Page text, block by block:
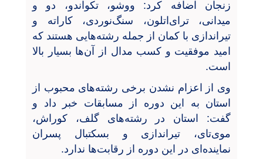
زنجان اضافه کرد: ووشو، تکواندو، دو و
میدانی، ترای‌اتلون، سنگ‌نوردی، کاراته و
تیراندازی با کمان از جمله رشته‌هایی هستند که
امید موفقیت و کسب مدال از آن‌ها بسیار بالا
است.
وی از اعزام نشدن برخی رشته‌های محبوب از
استان به این دوره از مسابقات خبر داد و
گفت: استان در رشته‌های گلف، کوراش،
موی‌تای، تیراندازی و بسکتبال پسران
نماینده‌ای در این دوره از رقابت‌ها ندارد.